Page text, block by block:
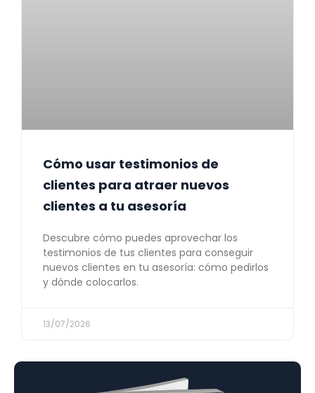
Cómo usar testimonios de
clientes para atraer nuevos
clientes a tu asesoría
Descubre cómo puedes aprovechar los
testimonios de tus clientes para conseguir
nuevos clientes en tu asesoría: cómo pedirlos
y dónde colocarlos.
13/07/2026